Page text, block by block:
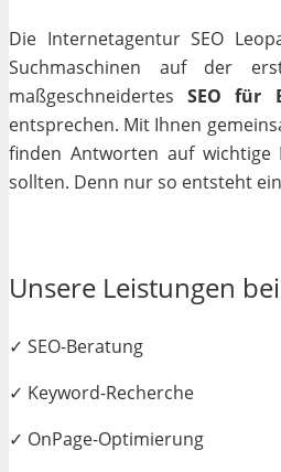
Die Internetagentur SEO
Suchmaschinen auf der
maßgeschneidertesSEO für
entsprechen. Mit Ihnen
finden Antworten auf wichtige
sollten. Denn nur so entsteht
Unsere Leistungen
✓ SEO-Beratung
✓ Keyword-Recherche
✓ OnPage-Optimierung